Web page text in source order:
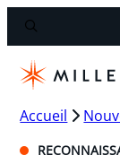
Accueil